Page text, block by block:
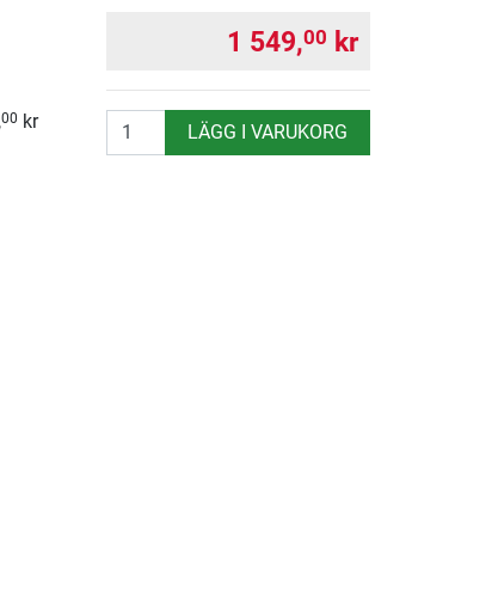
00 kr
1 549,00 kr
antal LÄGG I VARUKORG